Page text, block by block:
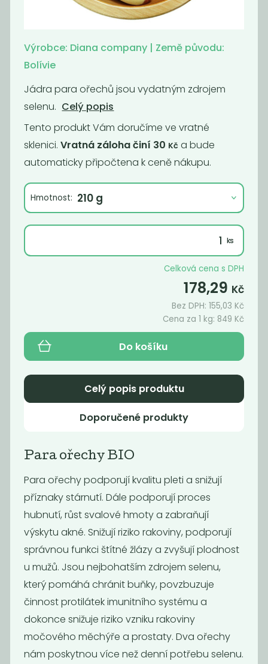
ořechy
Para ořechy BIO
849Kč/ Kg 780Kč/ Kg
BIO Pekanové
ořechy
Lískový ořech
BIO
465 Kč
Mandle plátky
435 / Kg
Kešu
429 Kč
Výrobce: Diana company | Země původu:
Bolívie
Jádra para ořechů jsou vydatným zdrojem
selenu. Celý popis
Tento produkt Vám doručíme ve vratné
sklenici. Vratná záloha činí 30 Kč a bude
automaticky připočtena k ceně nákupu.
Hmotnost:
Celková cena s DPH
178,29 Kč
Bez DPH:155,03 Kč
Cena za 1 kg: 849 Kč
Do košíku
Celý popis produktu
Doporučené produkty
Para ořechy BIO
Para ořechy podporují kvalitu pleti a snižují
příznaky stárnutí. Dále podporují proces
hubnutí, růst svalové hmoty a zabraňují
výskytu akné. Snižují riziko rakoviny, podporují
správnou funkci štítné žlázy a zvyšují plodnost
u mužů. Jsou nejbohatším zdrojem selenu,
který pomáhá chránit buňky, povzbuzuje
činnost protilátek imunitního systému a
dokonce snižuje riziko vzniku rakoviny
močového měchýře a prostaty. Dva ořechy
nám poskytnou více než denní potřebu selenu.